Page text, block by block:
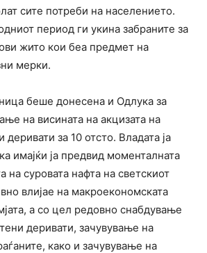
сите потреби на населението.
период ги укина забраните за
жито кои беа предмет на
мерки.
беше донесена и Одлука за
на висината на акцизата на
за 10 отсто. Владата ја
имајќи ја предвид моменталната
на суровата нафта на светскиот
влијае на макроекономската
а со цел редовно снабдување
деривати, зачувување на
како и зачувување на